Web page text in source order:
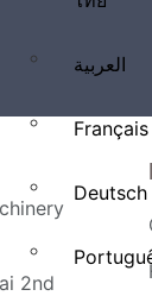
العربية
Français
Deutsch
2nd